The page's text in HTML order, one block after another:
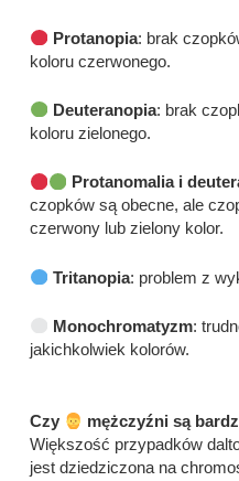
Protanopia: brak
koloru czerwonego.
Deuteranopia: brak
koloru zielonego.
Protanomalia i
czopków są obecne, ale
czerwony lub zielony kolor.
Tritanopia: problem z
Monochromatyzm:
jakichkolwiek kolorów.
Czy
mężczyźni są
Większość przypadków
jest dziedziczona na